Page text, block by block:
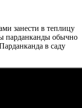
занести в теплицу
парданканды обычно
в саду